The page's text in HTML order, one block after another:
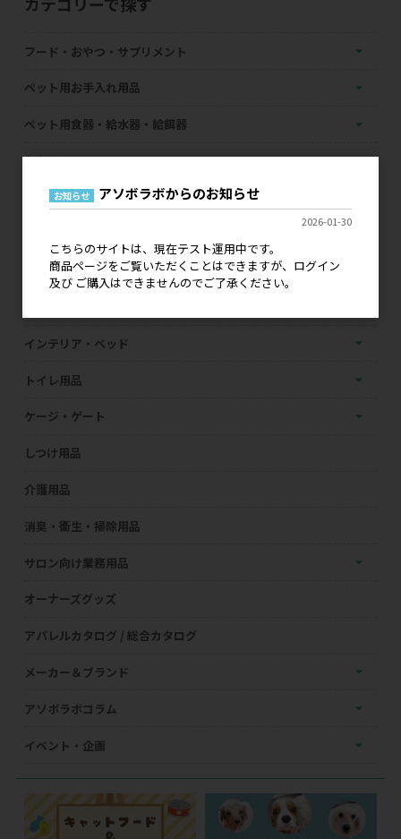
フード・おやつ・サプリメント
ペット用お手入れ用品
ペット用食器・給水器・給餌器
おもちゃ
首輪・胴輪・リード
防虫・ノミ・ダニ対策用品
インテリア・ベッド
トイレ用品
ケージ・ゲート
しつけ用品
介護用品
消臭・衛生・掃除用品
サロン向け業務用品
オーナーズグッズ
アパレルカタログ / 総合カタログ
メーカー＆ブランド
アソボラボコラム
イベント・企画
お知らせ アソボラボからのお知らせ
2026-01-30
こちらのサイトは、現在テスト運用中です。
商品ページをご覧いただくことはできますが、ログイン
及び ご購入はできませんのでご了承ください。